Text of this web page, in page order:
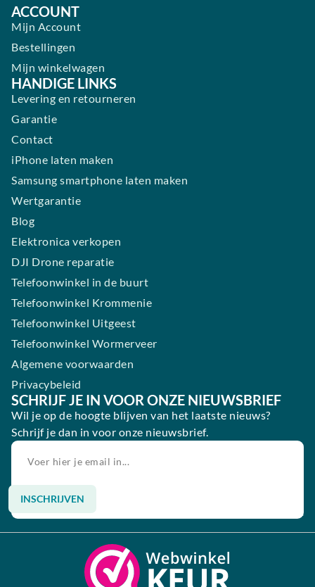
ACCOUNT
Mijn Account
Bestellingen
Mijn winkelwagen
HANDIGE LINKS
Levering en retourneren
Garantie
Contact
iPhone laten maken
Samsung smartphone laten maken
Wertgarantie
Blog
Elektronica verkopen
DJI Drone reparatie
Telefoonwinkel in de buurt
Telefoonwinkel Krommenie
Telefoonwinkel Uitgeest
Telefoonwinkel Wormerveer
Algemene voorwaarden
Privacybeleid
SCHRIJF JE IN VOOR ONZE NIEUWSBRIEF
Wil je op de hoogte blijven van het laatste nieuws?
Schrijf je dan in voor onze nieuwsbrief.
INSCHRIJVEN
Alternative: